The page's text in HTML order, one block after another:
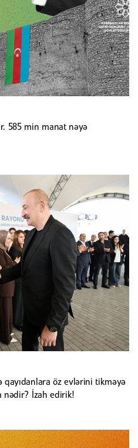
585 min manat nəyə
qayıdanlara öz evlərini tikməyə
nədir? İzah edirik!